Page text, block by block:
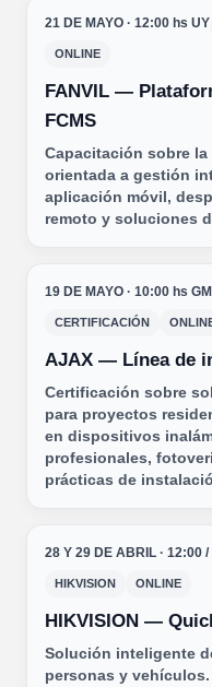
21 DE MAYO · 12:00 hs UY
ONLINE
FANVIL —
FCMS
Capacitación sobre la
orientada a gestión
aplicación móvil,
remoto y soluciones
19 DE MAYO · 10:00 hs
CERTIFICACIÓN
AJAX — Línea de
Certificación sobre
para proyectos
en dispositivos
profesionales,
prácticas de
28 Y 29 DE ABRIL · 12:00
HIKVISION ONLINE
HIKVISION —
Solución inteligente
personas y